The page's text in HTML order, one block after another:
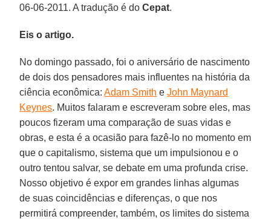
06-06-2011. A tradução é doCepat.
Eis o artigo.
No domingo passado, foi o aniversário de nascimento
de dois dos pensadores mais influentes na história da
ciência econômica:Adam Smith eJohn Maynard
Keynes. Muitos falaram e escreveram sobre eles, mas
poucos fizeram uma comparação de suas vidas e
obras, e esta é a ocasião para fazê-lo no momento em
que o capitalismo, sistema que um impulsionou e o
outro tentou salvar, se debate em uma profunda crise.
Nosso objetivo é expor em grandes linhas algumas
de suas coincidências e diferenças, o que nos
permitirá compreender, também, os limites do sistema